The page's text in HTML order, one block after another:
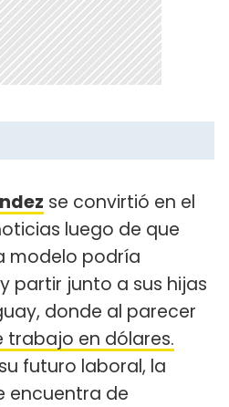
se convirtió en el
luego de que
modelo podría
partir junto a sus hijas
donde al parecer
en dólares.
futuro laboral, la
encuentra de